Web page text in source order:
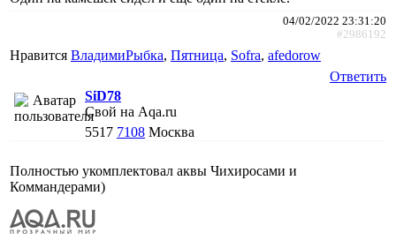
04/02/2022 23:31:20
#2986192
Нравится ВладимиРыбка, Пятница, Sofra, afedorow
Ответить
SiD78
Свой на Aqa.ru
5517 7108 Москва
Полностью укомплектовал аквы Чихиросами и
Коммандерами)